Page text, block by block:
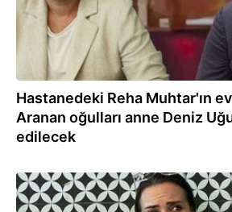
Hastanedeki Reha Muhtar'ın
Aranan oğulları anne Deniz
edilecek
21.08.2024